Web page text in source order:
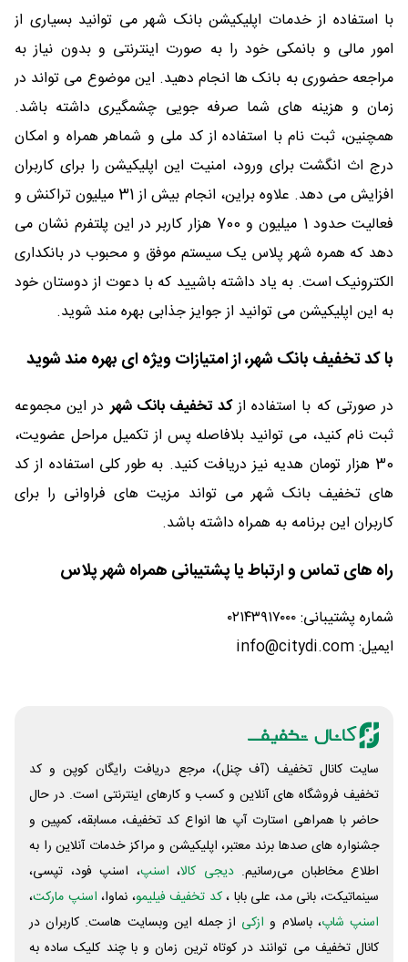
با استفاده از خدمات اپلیکیشن بانک شهر می توانید بسیاری از
امور مالی و بانمکی خود را به صورت اینترنتی و بدون نیاز به
مراجعه حضوری به بانک ها انجام دهید. این موضوع می تواند در
زمان و هزینه های شما صرفه جویی چشمگیری داشته باشد.
همچنین، ثبت نام با استفاده از کد ملی و شماهر همراه و امکان
درج اث انگشت برای ورود، امنیت این اپلیکیشن را برای کاربران
افزایش می دهد. علاوه براین، انجام بیش از 31 میلیون تراکنش و
فعالیت حدود 1 میلیون و 700 هزار کاربر در این پلتفرم نشان می
دهد که همره شهر پلاس یک سیستم موفق و محبوب در بانکداری
الکترونیک است. به یاد داشته باشیید که با دعوت از دوستان خود
به این اپلیکیشن می توانید از جوایز جذابی بهره مند شوید.
با کد تخفیف بانک شهر، از امتیازات ویژه ای بهره مند شوید
در صورتی که با استفاده ازکد تخفیف بانک شهردر این مجموعه
ثبت نام کنید، می توانید بلافاصله پس از تکمیل مراحل عضویت،
30 هزار تومان هدیه نیز دریافت کنید. به طور کلی استفاده از کد
های تخفیف بانک شهر می تواند مزیت های فراوانی را برای
کاربران این برنامه به همراه داشته باشد.
راه های تماس و ارتباط یا پشتیبانی همراه شهر پلاس
شماره پشتیبانی: ۰۲۱۴۳۹۱۷۰۰۰
ایمیل: info@citydi.com
سایت کانال تخفیف (آف چنل)، مرجع دریافت رایگان کوپن و کد
تخفیف فروشگاه های آنلاین و کسب و‌ کارهای اینترنتی است. در حال
حاضر با همراهی استارت آپ ها انواع کد تخفیف، مسابقه، کمپین و
جشنواره های صدها برند معتبر، اپلیکیشن و مراکز خدمات آنلاین را به
اطلاع مخاطبان می‌رسانیم. دیجی کالا، اسنپ، اسنپ فود، تپسی،
سینماتیکت، بانی مد، علی‌ بابا ،کد تخفیف فیلیمو، نماوا، اسنپ مارکت،
اسنپ شاپ، باسلام و ازکی از جمله این وبسایت ‌هاست. کاربران در
کانال تخفیف می توانند در کوتاه ترین زمان و با چند کلیک ساده به